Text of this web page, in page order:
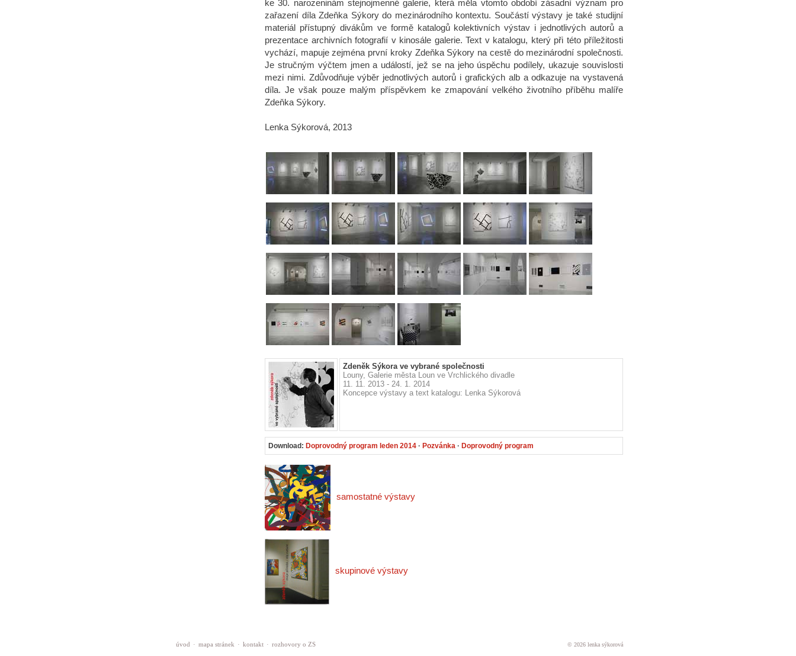
ke 30. narozeninám stejnojmenné galerie, která měla vtomto období zásadní význam pro
zařazení díla Zdeňka Sýkory do mezinárodního kontextu. Součástí výstavy je také studijní
materiál přístupný divákům ve formě katalogů kolektivních výstav i jednotlivých autorů a
prezentace archivních fotografií v kinosále galerie. Text v katalogu, který při této příležitosti
vychází, mapuje zejména první kroky Zdeňka Sýkory na cestě do mezinárodní společnosti.
Je stručným výčtem jmen a událostí, jež se na jeho úspěchu podílely, ukazuje souvislosti
mezi nimi. Zdůvodňuje výběr jednotlivých autorů i grafických alb a odkazuje na vystavená
díla. Je však pouze malým příspěvkem ke zmapování velkého životního příběhu malíře
Zdeňka Sýkory.
Lenka Sýkorová, 2013
Zdeněk Sýkora ve vybrané společnosti
Louny, Galerie města Loun ve Vrchlického divadle
11. 11. 2013 - 24. 1. 2014
Koncepce výstavy a text katalogu: Lenka Sýkorová
Download: Doprovodný program leden 2014 · Pozvánka · Doprovodný program
samostatné výstavy
skupinové výstavy
© 2026 lenka sýkorová
úvod · mapa stránek · kontakt · rozhovory o ZS